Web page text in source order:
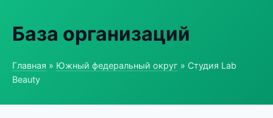
База организаций
Главная » Южный федеральный округ » Студия Lab
Beauty